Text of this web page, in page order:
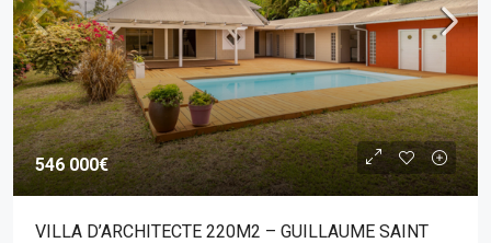
546 000€
VILLA D’ARCHITECTE 220M2 – GUILLAUME SAINT